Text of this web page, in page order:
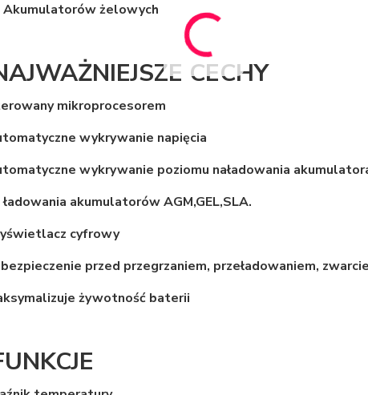
Akumulatorów żelowych
CECHY
mikroprocesorem
wykrywanie napięcia
wykrywanie poziomu naładowania
ładowania akumulatorów AGM,GEL,SLA.
cyfrowy
przed przegrzaniem, przeładowaniem,
żywotność baterii